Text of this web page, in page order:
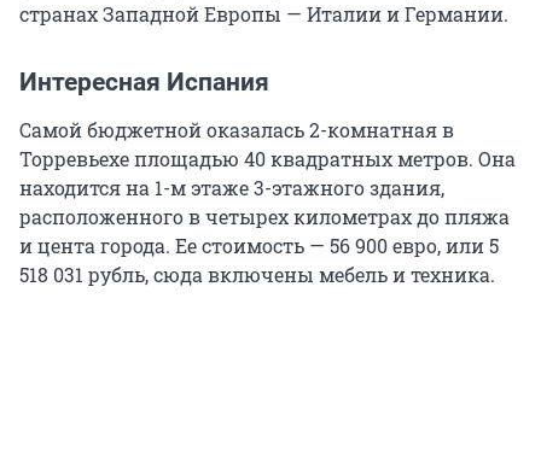
странах Западной Европы — Италии и Германии.
Интересная Испания
Самой бюджетной оказалась 2-комнатная в
Торревьехе площадью 40 квадратных метров. Она
находится на 1-м этаже 3-этажного здания,
расположенного в четырех километрах до пляжа
и цента города. Ее стоимость — 56 900 евро, или 5
518 031 рубль, сюда включены мебель и техника.